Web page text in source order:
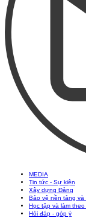
MEDIA
Tin tức - Sự kiện
Xây dựng Đảng
Bảo vệ nền tảng
Học tập và làm theo
Hỏi đáp - góp ý